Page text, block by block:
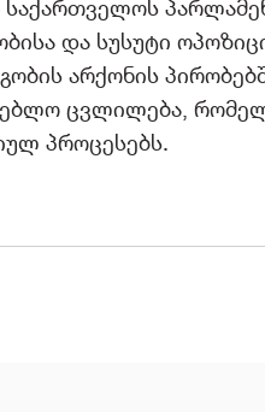
და სუსუტი
არქონის
ცვლილება,
პროცესებს.